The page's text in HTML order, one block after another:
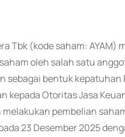
Tbk (kode saham:
oleh salah satu
sebagai bentuk
kepada Otoritas Jasa
pembelian
23 Desember 2025